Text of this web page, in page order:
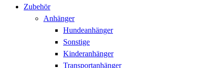
Zubehör
Anhänger
Hundeanhänger
Sonstige
Kinderanhänger
Transportanhänger